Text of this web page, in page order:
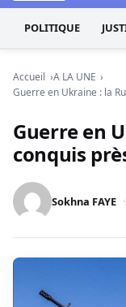
POLITIQUE
Accueil
A LA UNE
Guerre en Ukraine : la
Guerre en
conquis
Sokhna FAYE